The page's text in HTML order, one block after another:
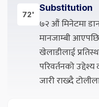
72'
Substitution
७२ औं मिनेटमा
मानजाम्बी
खेलाडीलाई
परिवर्तनको
जारी राख्दै